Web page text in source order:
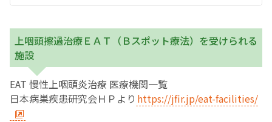
上咽頭擦過治療ＥＡＴ（Ｂスポット療法）を受けられる
施設
EAT 慢性上咽頭炎治療 医療機関一覧
日本病巣疾患研究会ＨＰより https://jfir.jp/eat-facilities/